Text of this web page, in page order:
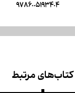
9786005193404
کتاب‌های مرتبط